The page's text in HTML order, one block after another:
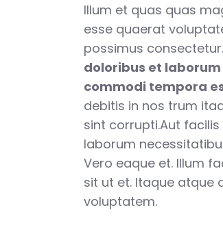
Illum et quas quas
esse quaerat
possimus
doloribus et
commodi tempora
debitis in nos trum
sint corrupti.Aut
laborum
Vero eaque et. Illum
sit ut et. Itaque atque
voluptatem.